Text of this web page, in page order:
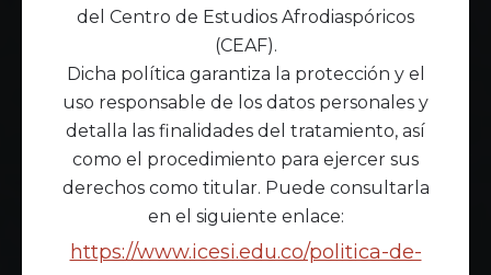
del Centro de Estudios Afrodiaspóricos
(CEAF).
Dicha política garantiza la protección y el
uso responsable de los datos personales y
detalla las finalidades del tratamiento, así
como el procedimiento para ejercer sus
derechos como titular. Puede consultarla
en el siguiente enlace:
https://www.icesi.edu.co/politica-de-